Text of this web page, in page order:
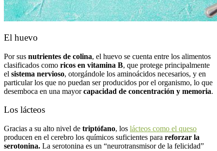
El huevo
Por sus nutrientes de colina, el huevo se cuenta entre los alimentos
clasificados como ricos en vitamina B, que protege principalmente
el sistema nervioso, otorgándole los aminoácidos necesarios, y en
particular los que no puedan ser producidos por el organismo, lo que
desemboca en una mayorcapacidad de concentración y memoria.
Los lácteos
Gracias a su alto nivel de triptófano, los lácteos como el queso
producen en el cerebro los químicos suficientes para reforzar la
serotonina. La serotonina es un “neurotransmisor de la felicidad”